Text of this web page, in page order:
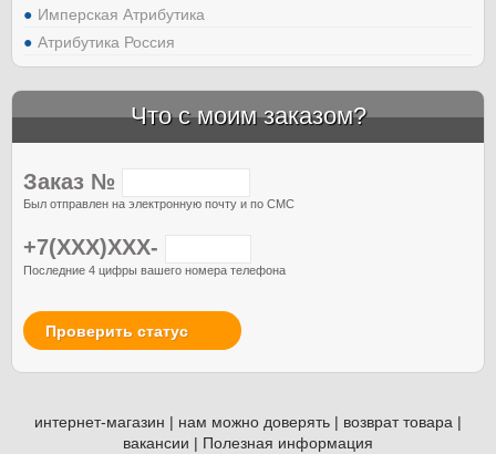
Имперская Атрибутика
Атрибутика Россия
Что с моим заказом?
Заказ №
Был отправлен на электронную почту и по СМС
+7(XXX)XXX-
Последние 4 цифры вашего номера телефона
Проверить статус
интернет-магазин | нам можно доверять | возврат товара |
вакансии | Полезная информация